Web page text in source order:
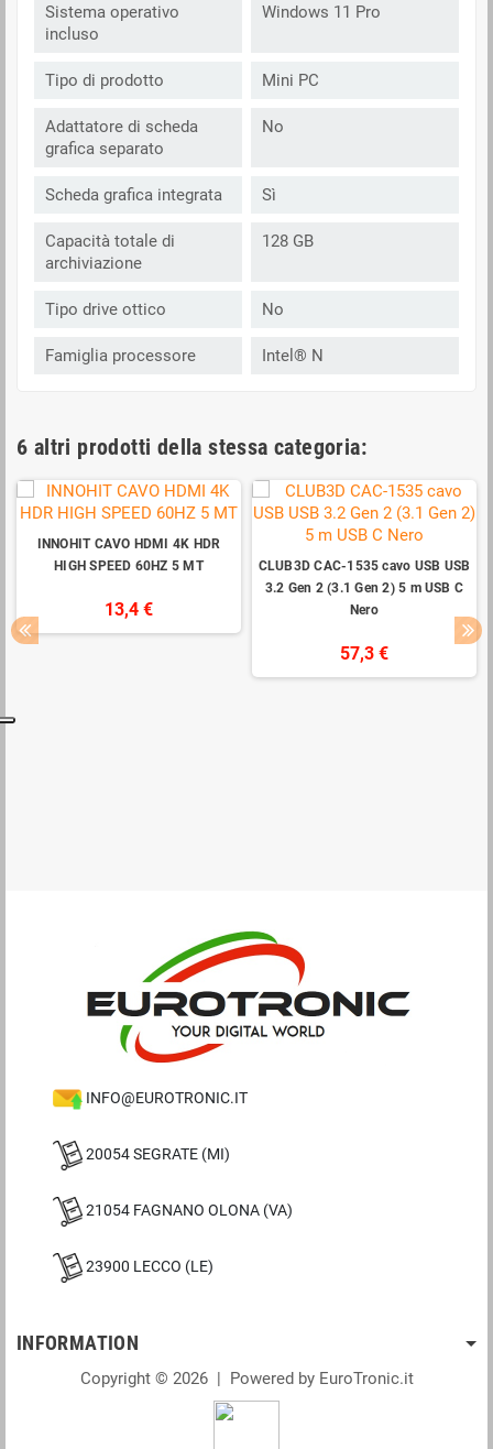
Sistema operativo
incluso
Windows 11 Pro
Tipo di prodotto Mini PC
Adattatore di scheda
grafica separato
No
Scheda grafica integrata Sì
Capacità totale di
archiviazione
128 GB
Tipo drive ottico No
Famiglia processore Intel® N
6 altri prodotti della stessa categoria:
INNOHIT CAVO HDMI 4K HDR
HIGH SPEED 60HZ 5 MT
13,4 €
CLUB3D CAC-1535 cavo USB USB
3.2 Gen 2 (3.1 Gen 2) 5 m USB C
Nero
57,3 €
INFO@EUROTRONIC.IT
20054 SEGRATE (MI)
21054 FAGNANO OLONA (VA)
23900 LECCO (LE)
INFORMATION
Copyright © 2026 | Powered by EuroTronic.it